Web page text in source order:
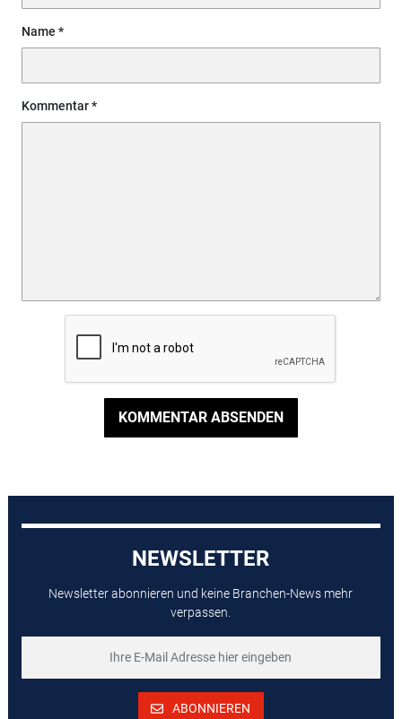
Name
Kommentar
KOMMENTAR ABSENDEN
NEWSLETTER
Newsletter abonnieren und keine Branchen-News mehr
verpassen.
ABONNIEREN